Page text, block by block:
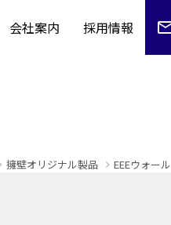
会社案内 採用情報
擁壁オリジナル製品 EEEウォール